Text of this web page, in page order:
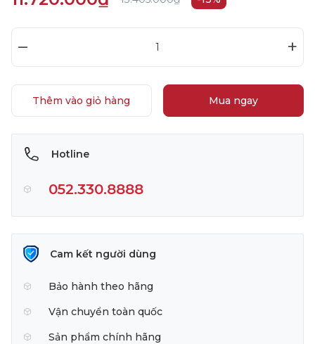
– +
Thêm vào giỏ hàng Mua ngay
Hotline
052.330.8888
Cam kết người dùng
Bảo hành theo hãng
Vận chuyển toàn quốc
Sản phẩm chính hãng